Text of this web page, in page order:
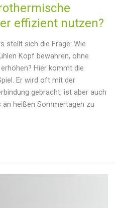
effizient nutzen?
stellt sich die Frage: Wie
Kopf bewahren, ohne
Hier kommt die
Er wird oft mit der
gebracht, ist aber auch
heißen Sommertagen zu